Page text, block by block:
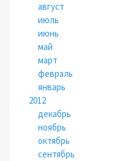
август
июль
июнь
май
март
февраль
январь
2012
декабрь
ноябрь
октябрь
сентябрь